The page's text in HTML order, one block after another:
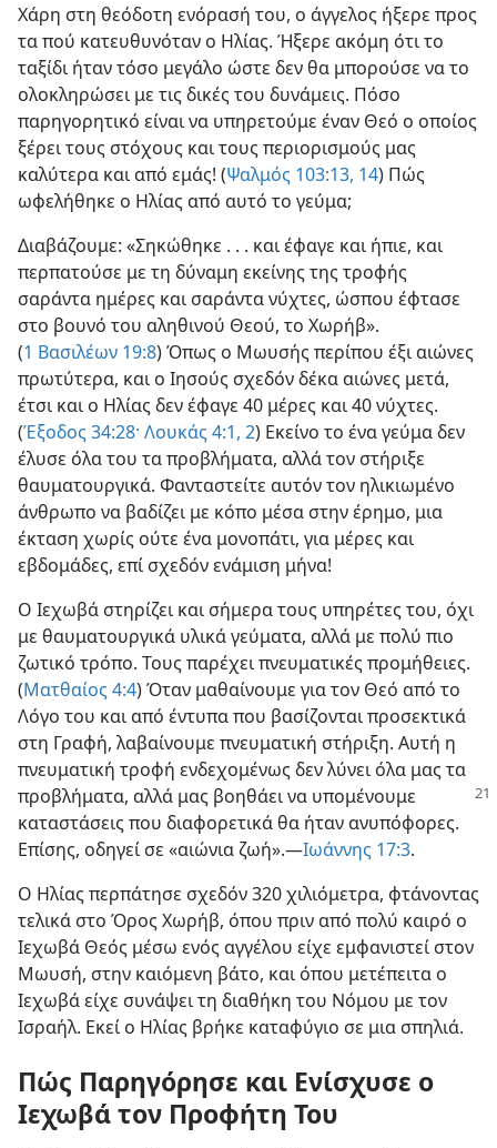
Χάρη στη θεόδοτη ενόρασή του, ο άγγελος ήξερε προς
τα πού κατευθυνόταν ο Ηλίας. Ήξερε ακόμη ότι το
ταξίδι ήταν τόσο μεγάλο ώστε δεν θα μπορούσε να το
ολοκληρώσει με τις δικές του δυνάμεις. Πόσο
παρηγορητικό είναι να υπηρετούμε έναν Θεό ο οποίος
ξέρει τους στόχους και τους περιορισμούς μας
καλύτερα και από εμάς! (Ψαλμός 103:13, 14) Πώς
ωφελήθηκε ο Ηλίας από αυτό το γεύμα;
Διαβάζουμε: «Σηκώθηκε . . . και έφαγε και ήπιε, και
περπατούσε με τη δύναμη εκείνης της τροφής
σαράντα ημέρες και σαράντα νύχτες, ώσπου έφτασε
στο βουνό του αληθινού Θεού, το Χωρήβ».
(1 Βασιλέων 19:8) Όπως ο Μωυσής περίπου έξι αιώνες
πρωτύτερα, και ο Ιησούς σχεδόν δέκα αιώνες μετά,
έτσι και ο Ηλίας δεν έφαγε 40 μέρες και 40 νύχτες.
(Έξοδος 34:28· Λουκάς 4:1, 2) Εκείνο το ένα γεύμα δεν
έλυσε όλα του τα προβλήματα, αλλά τον στήριξε
θαυματουργικά. Φανταστείτε αυτόν τον ηλικιωμένο
άνθρωπο να βαδίζει με κόπο μέσα στην έρημο, μια
έκταση χωρίς ούτε ένα μονοπάτι, για μέρες και
εβδομάδες, επί σχεδόν ενάμιση μήνα!
Ο Ιεχωβά στηρίζει και σήμερα τους υπηρέτες του, όχι
με θαυματουργικά υλικά γεύματα, αλλά με πολύ πιο
ζωτικό τρόπο. Τους παρέχει πνευματικές προμήθειες.
(Ματθαίος 4:4) Όταν μαθαίνουμε για τον Θεό από το
Λόγο του και από έντυπα που βασίζονται προσεκτικά
στη Γραφή, λαβαίνουμε πνευματική στήριξη. Αυτή η
πνευματική τροφή ενδεχομένως δεν λύνει όλα μας τα
προβλήματα, αλλά μας βοηθάει να υπομένουμε
καταστάσεις που διαφορετικά θα ήταν ανυπόφορες.
Επίσης, οδηγεί σε «αιώνια ζωή».​—Ιωάννης 17:3.
Ο Ηλίας περπάτησε σχεδόν 320 χιλιόμετρα, φτάνοντας
τελικά στο Όρος Χωρήβ, όπου πριν από πολύ καιρό ο
Ιεχωβά Θεός μέσω ενός αγγέλου είχε εμφανιστεί στον
Μωυσή, στην καιόμενη βάτο, και όπου μετέπειτα ο
Ιεχωβά είχε συνάψει τη διαθήκη του Νόμου με τον
Ισραήλ. Εκεί ο Ηλίας βρήκε καταφύγιο σε μια σπηλιά.
Πώς Παρηγόρησε και Ενίσχυσε ο
Ιεχωβά τον Προφήτη Του